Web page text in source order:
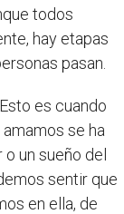
todos
hay etapas
pasan.
. Esto es cuando
se ha
un sueño del
sentir que
en ella, de